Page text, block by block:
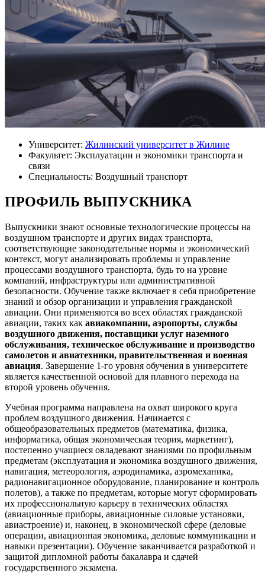
Университет: Жилинский университет в Жилине
Факультет: Эксплуатации и экономики транспорта и
связи
Специальность: Воздушный транспорт
ПРОФИЛЬ ВЫПУСКНИКА
Выпускники знают основные технологические процессы на
воздушном транспорте и других видах транспорта,
соответствующие законодательные нормы и экономический
контекст, могут анализировать проблемы и управление
процессами воздушного транспорта, будь то на уровне
компаний, инфраструктуры или административной
безопасности. Обучение также включает в себя приобретение
знаний и обзор организации и управления гражданской
авиации. Они применяются во всех областях гражданской
авиации, таких как авиакомпании, аэропорты, службы
воздушного движения, поставщики услуг наземного
обслуживания, техническое обслуживание и производство
самолетов и авиатехники, правительственная и военная
авиация. Завершение 1-го уровня обучения в университете
является качественной основой для плавного перехода на
второй уровень обучения.
Учебная программа направлена ​​на охват широкого круга
проблем воздушного движения. Начинается с
общеобразовательных предметов (математика, физика,
информатика, общая экономическая теория, маркетинг),
постепенно учащиеся овладевают знаниями по профильным
предметам (эксплуатация и экономика воздушного движения,
навигация, метеорология, аэродинамика, аэромеханика,
радионавигационное оборудование, планирование и контроль
полетов), а также по предметам, которые могут сформировать
их профессиональную карьеру в технических областях
(авиационные приборы, авиационные силовые установки,
авиастроение) и, наконец, в экономической сфере (деловые
операции, авиационная экономика, деловые коммуникации и
навыки презентации). Обучение заканчивается разработкой и
защитой дипломной работы бакалавра и сдачей
государственного экзамена.